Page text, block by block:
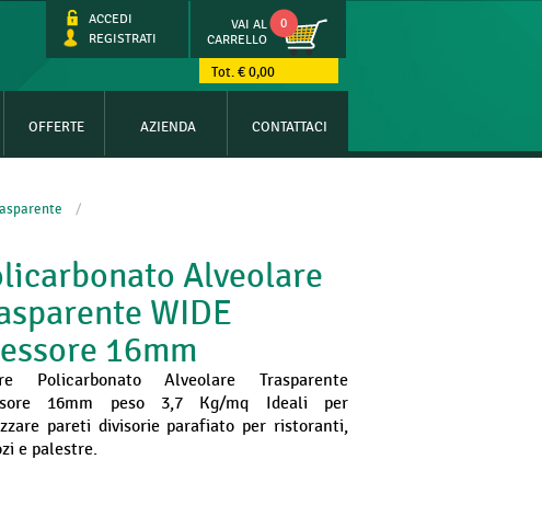
ACCEDI
REGISTRATI
VAI AL
CARRELLO
0
Tot. € 0,00
OFFERTE AZIENDA CONTATTACI
/
Alveolare
WIDE
16mm
Policarbonato Alveolare Trasparente
16mm peso 3,7 Kg/mq Ideali per
pareti divisorie parafiato per ristoranti,
e palestre.